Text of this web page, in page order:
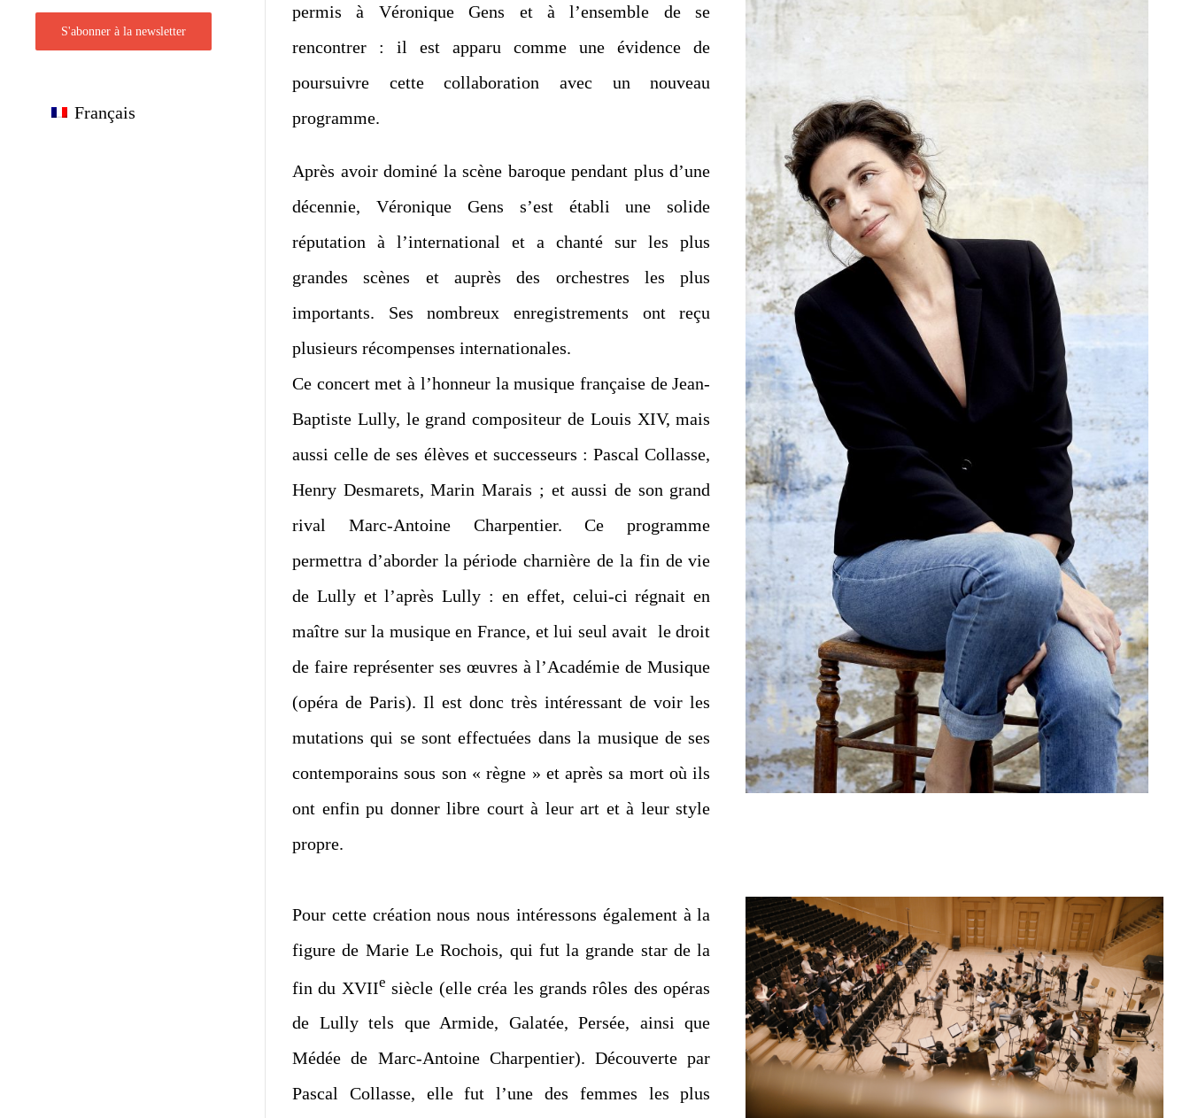
S'abonner à la newsletter
Français
permis à Véronique Gens et à l’ensemble de se
rencontrer : il est apparu comme une évidence de
poursuivre cette collaboration avec un nouveau
programme.
Après avoir dominé la scène baroque pendant plus d’une
décennie, Véronique Gens s’est établi une solide
réputation à l’international et a chanté sur les plus
grandes scènes et auprès des orchestres les plus
importants. Ses nombreux enregistrements ont reçu
plusieurs récompenses internationales.
Ce concert met à l’honneur la musique française de Jean-
Baptiste Lully, le grand compositeur de Louis XIV, mais
aussi celle de ses élèves et successeurs : Pascal Collasse,
Henry Desmarets, Marin Marais ; et aussi de son grand
rival Marc-Antoine Charpentier. Ce programme
permettra d’aborder la période charnière de la fin de vie
de Lully et l’après Lully : en effet, celui-ci régnait en
maître sur la musique en France, et lui seul avait le droit
de faire représenter ses œuvres à l’Académie de Musique
(opéra de Paris). Il est donc très intéressant de voir les
mutations qui se sont effectuées dans la musique de ses
contemporains sous son « règne » et après sa mort où ils
ont enfin pu donner libre court à leur art et à leur style
propre.
Pour cette création nous nous intéressons également à la
figure de Marie Le Rochois, qui fut la grande star de la
fin du XVIIe siècle (elle créa les grands rôles des opéras
de Lully tels que Armide, Galatée, Persée, ainsi que
Médée de Marc-Antoine Charpentier). Découverte par
Pascal Collasse, elle fut l’une des femmes les plus